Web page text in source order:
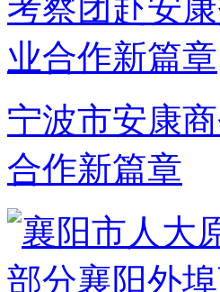
宁波市安康
合作新篇章